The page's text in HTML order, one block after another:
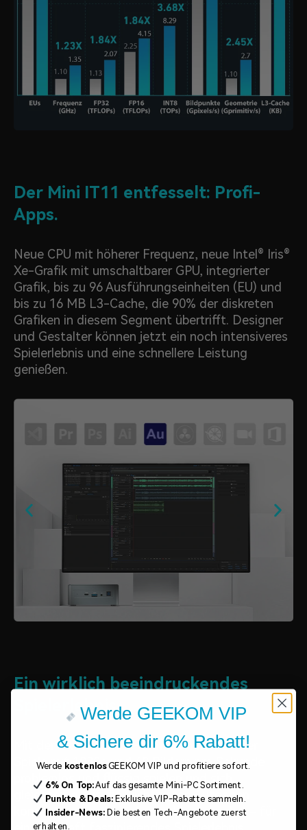
Der Mini IT11 entfesselt: Profi-
Apps.
Neue CPU mit höherer Frequenz, neue Intel® Iris®
Xe-Grafik mit umschaltbarer GPU, integrierter
Grafik, bis zu 96 Ausführungseinheiten (EU) und
bis zu 16 MB L3-Cache, die 90% der diskreten
Grafiken in diesem Segment übertrifft. Designer
und Gestalter können jetzt ein noch intensiveres
Spielerlebnis und eine schnellere Leistung
genießen.
Ein wirklich beeindruckendes
Spielerlebnis.
Mit der Intel® Iris® Xe-Grafik können Gamer
Spiele mit 1080p und 60 Bildern pro Sekunde
problemlos und flüssig spielen und sich
gleichzeitig auf die wichtigsten Aufgaben
konzentrieren, ohne abgelenkt zu werden – für
Werde GEEKOM VIP
& Sichere dir 6% Rabatt!
Werde kostenlosGEEKOM VIP und profitiere sofort.
6% On Top:Auf das gesamte Mini-PC Sortiment.
Punkte & Deals:Exklusive VIP-Rabatte sammeln.
Insider-News:Die besten Tech-Angebote zuerst
erhalten.